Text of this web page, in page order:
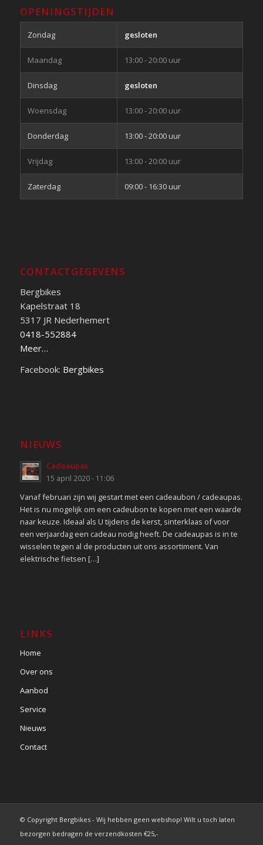
OPENINGSTIJDEN
Zondag gesloten
Maandag 13:00 - 20:00 uur
Dinsdag gesloten
Woensdag 13:00 - 20:00 uur
Donderdag 13:00 - 20:00 uur
Vrijdag 13:00 - 20:00 uur
Zaterdag 09:00 - 16:30 uur
CONTACTGEGEVENS
Bergbikes
Kapelstraat 18
5317 JR Nederhemert
0418-552884
Meer…
Facebook: Bergbikes
NIEUWS
Cadeaupas
15 april 2020 - 11:06
Vanaf februari zijn wij gestart met een cadeaubon / cadeaupas.
Het is nu mogelijk om een cadeubon te kopen met een waarde
naar keuze. Ideaal als U tijdens de kerst, sinterklaas of voor
een verjaardag een cadeau nodig heeft. De cadeaupas is in te
wisselen tegen al de producten uit ons assortiment. Van
elektrische fietsen […]
LINKS
Home
Over ons
Aanbod
Service
Nieuws
Contact
© Copyright Bergbikes - Wij hebben geen webshop! Wilt u toch laten
bezorgen bedragen de verzendkosten €25,-